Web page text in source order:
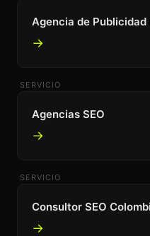
Agencia de Publicidad
→
SERVICIO
Agencias SEO
→
SERVICIO
Consultor SEO
→